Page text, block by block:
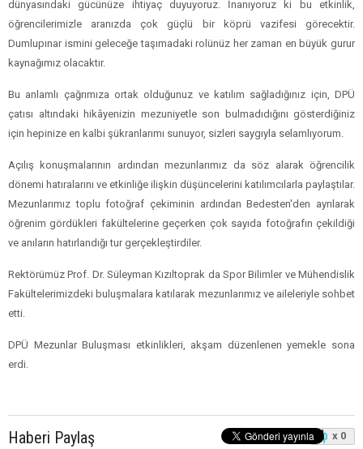
Bugün de üniversitemizin adını daha yukarı taşımak, ülkemizin üretimine,
istihdamına ve kalkınmasına omuz vermek adına sizlerin rehberliğine ve iş
dünyasındaki gücünüze ihtiyaç duyuyoruz. İnanıyoruz ki bu etkinlik,
öğrencilerimizle aranızda çok güçlü bir köprü vazifesi görecektir.
kaynağımız olacaktır.
Bu anlamlı çağrımıza ortak olduğunuz ve katılım sağladığınız için, DPÜ
için hepinize en kalbi şükranlarımı sunuyor, sizleri saygıyla selamlıyorum.
Açılış konuşmalarının ardından mezunlarımız da söz alarak öğrencilik
dönemi hatıralarını ve etkinliğe ilişkin düşüncelerini katılımcılarla paylaştılar.
Mezunlarımız toplu fotoğraf çekiminin ardından Bedesten'den ayrılarak
ve anıların hatırlandığı tur gerçekleştirdiler.
Rektörümüz Prof. Dr. Süleyman Kızıltoprak da Spor Bilimler ve Mühendislik